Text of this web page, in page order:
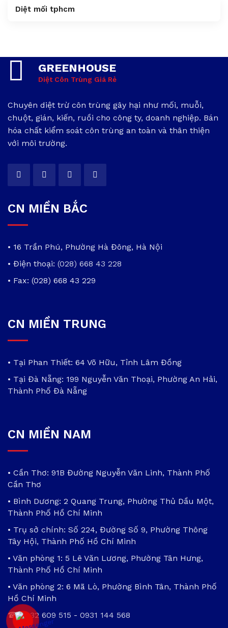
Diệt mối tphcm
GREENHOUSE
Diệt Côn Trùng Giá Rẻ
Chuyên diệt trừ côn trùng gây hại như mối, muỗi,
chuột, gián, kiến, ruồi cho công ty, doanh nghiệp. Bán
hóa chất kiểm soát côn trùng an toàn và thân thiện
với môi trường.
CN MIỀN BẮC
• 16 Trần Phú, Phường Hà Đông, Hà Nội
• Điện thoại: (028) 668 43 228
• Fax: (028) 668 43 229
CN MIỀN TRUNG
• Tại Phan Thiết: 64 Võ Hữu, Tỉnh Lâm Đồng
• Tại Đà Nẵng: 199 Nguyễn Văn Thoại, Phường An Hải,
Thành Phố Đà Nẵng
CN MIỀN NAM
• Cần Thơ: 91B Đường Nguyễn Văn Linh, Thành Phố
Cần Thơ
• Bình Dương: 2 Quang Trung, Phường Thủ Dầu Một,
Thành Phố Hồ Chí Minh
• Trụ sở chính: Số 224, Đường Số 9, Phường Thông
Tây Hội, Thành Phố Hồ Chí Minh
• Văn phòng 1: 5 Lê Văn Lương, Phường Tân Hưng,
Thành Phố Hồ Chí Minh
• Văn phòng 2: 6 Mã Lò, Phường Bình Tân, Thành Phố
Hồ Chí Minh
☎0932 609 515 - 0931 144 568